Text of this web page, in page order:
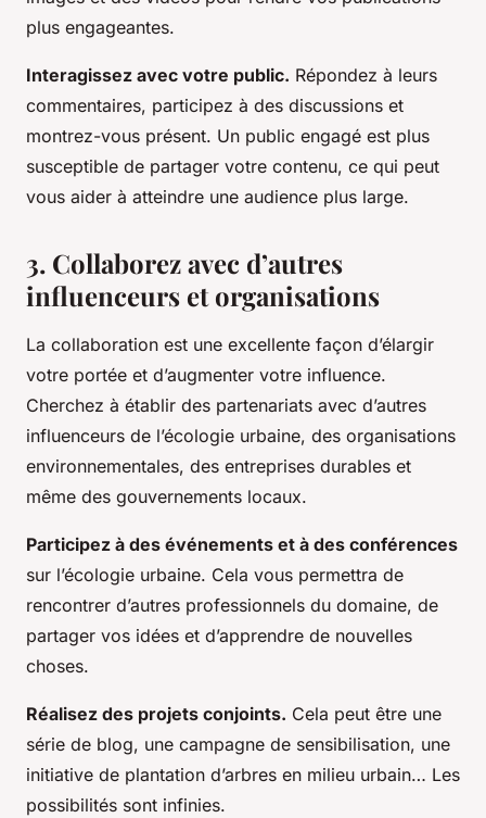
plus engageantes.
Interagissez avec votre public. Répondez à leurs
commentaires, participez à des discussions et
montrez-vous présent. Un public engagé est plus
susceptible de partager votre contenu, ce qui peut
vous aider à atteindre une audience plus large.
3. Collaborez avec d’autres
influenceurs et organisations
La collaboration est une excellente façon d’élargir
votre portée et d’augmenter votre influence.
Cherchez à établir des partenariats avec d’autres
influenceurs de l’écologie urbaine, des organisations
environnementales, des entreprises durables et
même des gouvernements locaux.
Participez à des événements et à des conférences
sur l’écologie urbaine. Cela vous permettra de
rencontrer d’autres professionnels du domaine, de
partager vos idées et d’apprendre de nouvelles
choses.
Réalisez des projets conjoints. Cela peut être une
série de blog, une campagne de sensibilisation, une
initiative de plantation d’arbres en milieu urbain… Les
possibilités sont infinies.